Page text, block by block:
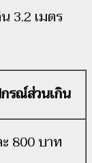
3.2 เมตร
รณ์ส่วนเกิน
800 บาท